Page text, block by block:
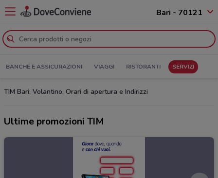
Bari - 70121
BANCHE E ASSICURAZIONI VIAGGI RISTORANTI SERVIZI
TIM Bari: Volantino, Orari di apertura e Indirizzi
Ultime promozioni TIM